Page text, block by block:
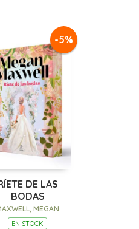
-5%
DE LAS
BODAS
MEGAN
EN STOCK